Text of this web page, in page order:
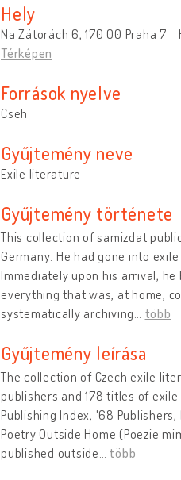
Hely
Na Zátorách 6, 170 00 Praha 7 -
Térképen
Források nyelve
Cseh
Gyűjtemény neve
Exile literature
Gyűjtemény története
This collection of samizdat
Germany. He had gone into
Immediately upon his arrival,
everything that was, at home,
systematically archiving
több
Gyűjtemény leírása
The collection of Czech exile
publishers and 178 titles of
Publishing Index, '68
Poetry Outside Home (Poezie
published outside …több